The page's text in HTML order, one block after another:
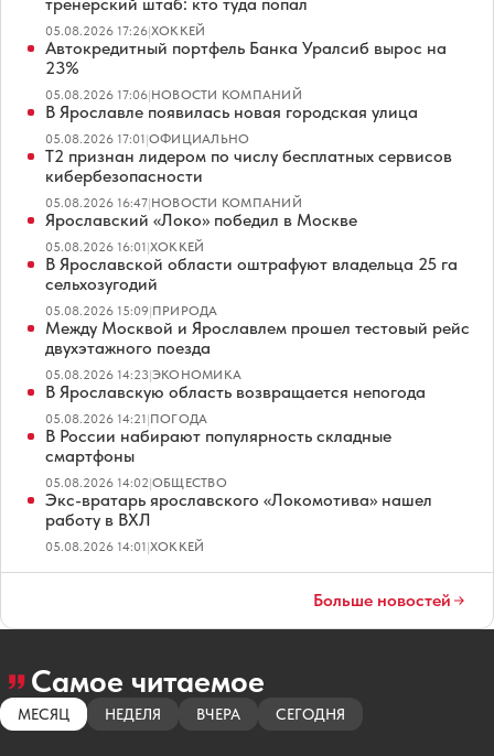
тренерский штаб: кто туда попал
05.08.2026 17:26|ХОККЕЙ
Автокредитный портфель Банка Уралсиб вырос на
23%
05.08.2026 17:06|НОВОСТИ КОМПАНИЙ
В Ярославле появилась новая городская улица
05.08.2026 17:01|ОФИЦИАЛЬНО
Т2 признан лидером по числу бесплатных сервисов
кибербезопасности
05.08.2026 16:47|НОВОСТИ КОМПАНИЙ
Ярославский «Локо» победил в Москве
05.08.2026 16:01|ХОККЕЙ
В Ярославской области оштрафуют владельца 25 га
сельхозугодий
05.08.2026 15:09|ПРИРОДА
Между Москвой и Ярославлем прошел тестовый рейс
двухэтажного поезда
05.08.2026 14:23|ЭКОНОМИКА
В Ярославскую область возвращается непогода
05.08.2026 14:21|ПОГОДА
В России набирают популярность складные
смартфоны
05.08.2026 14:02|ОБЩЕСТВО
Экс-вратарь ярославского «Локомотива» нашел
работу в ВХЛ
05.08.2026 14:01|ХОККЕЙ
Больше новостей
Самое читаемое
МЕСЯЦ НЕДЕЛЯ ВЧЕРА СЕГОДНЯ